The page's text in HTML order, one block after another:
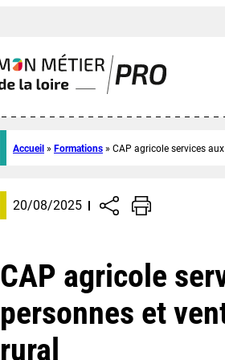
Accueil » Formations » CAP agricole services
20/08/2025
CAP agricole
personnes et
rural